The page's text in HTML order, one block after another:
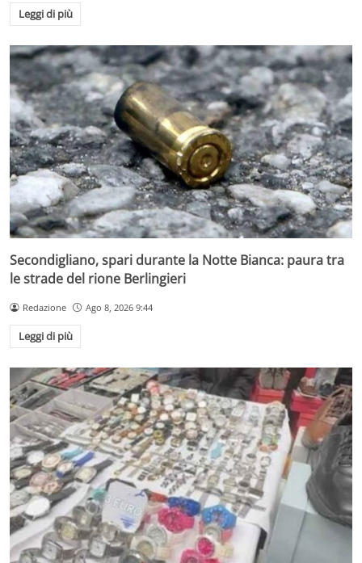
Leggi di più
Secondigliano, spari durante la Notte Bianca: paura tra
le strade del rione Berlingieri
Redazione Ago 8, 2026 9:44
Leggi di più